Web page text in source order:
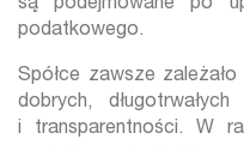
są podejmowane po
podatkowego.
Spółce zawsze
dobrych,
i transparentności. W